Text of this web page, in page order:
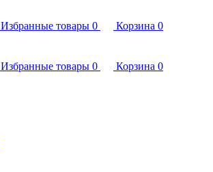
Избранные товары 0 Корзина 0
Избранные товары 0 Корзина 0